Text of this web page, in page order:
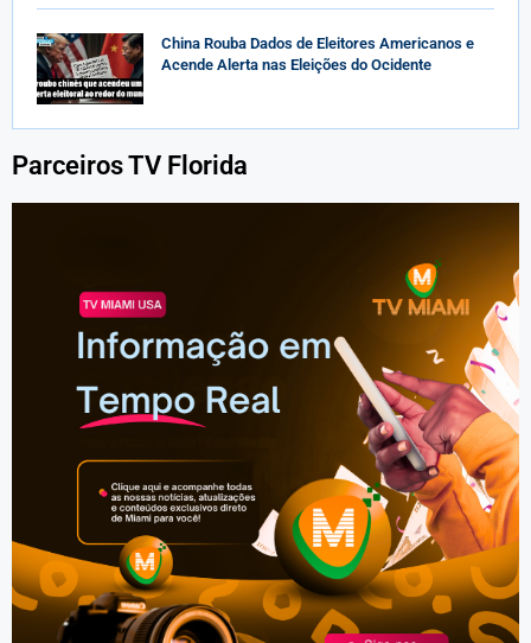
China Rouba Dados de Eleitores Americanos e
Acende Alerta nas Eleições do Ocidente
Parceiros TV Florida